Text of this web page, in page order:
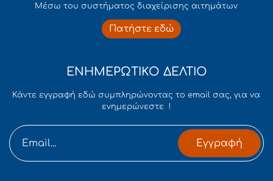
Mέσω του συστήματος διαχείρισης αιτημάτων
Πατήστε εδώ
ΕΝΗΜΕΡΩΤΙΚΟ ΔΕΛΤΙΟ
Κάντε εγγραφή εδώ συμπληρώνοντας το email σας, για να
ενημερώνεστε !
Εγγραφή